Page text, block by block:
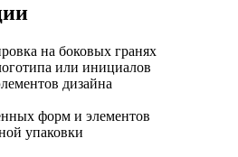
на боковых гранях
или инициалов
дизайна
форм и элементов
упаковки